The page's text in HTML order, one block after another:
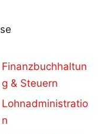
Finanzbuchhaltun
g & Steuern
Lohnadministratio
n